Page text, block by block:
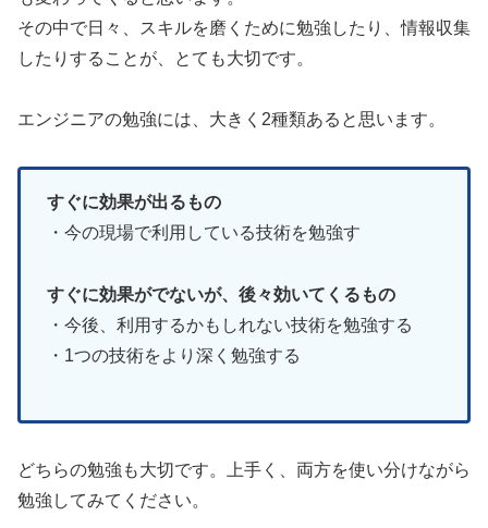
その中で日々、スキルを磨くために勉強したり、情報収集
したりすることが、とても大切です。
エンジニアの勉強には、大きく2種類あると思います。
すぐに効果が出るもの
・今の現場で利用している技術を勉強す
すぐに効果がでないが、後々効いてくるもの
・今後、利用するかもしれない技術を勉強する
・1つの技術をより深く勉強する
どちらの勉強も大切です。上手く、両方を使い分けながら
勉強してみてください。